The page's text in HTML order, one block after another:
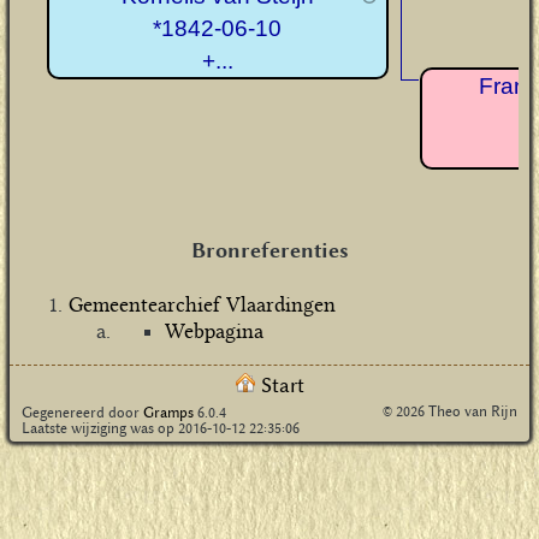
*1842-06-10
+...
Bronreferenties
Gemeentearchief Vlaardingen
Webpagina
Start
Gegenereerd door Gramps 6.0.4
Laatste wijziging was op 2016-10-12 22:35:06
© 2026 Theo van Rijn